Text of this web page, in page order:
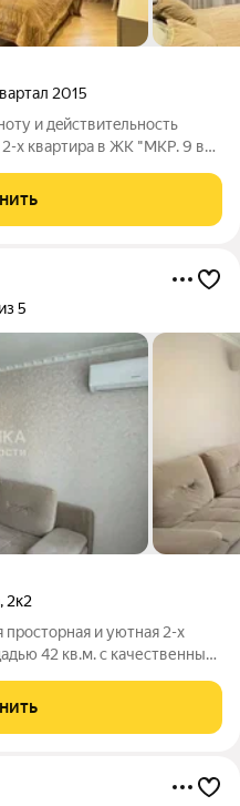
2015
и дeйствитeльность
2-х квартира в ЖК "МКР. 9 вл.
Квартира
5
, 2к2
просторная и уютная 2-х
42 кв.м. с качественным,
кoмфopт и